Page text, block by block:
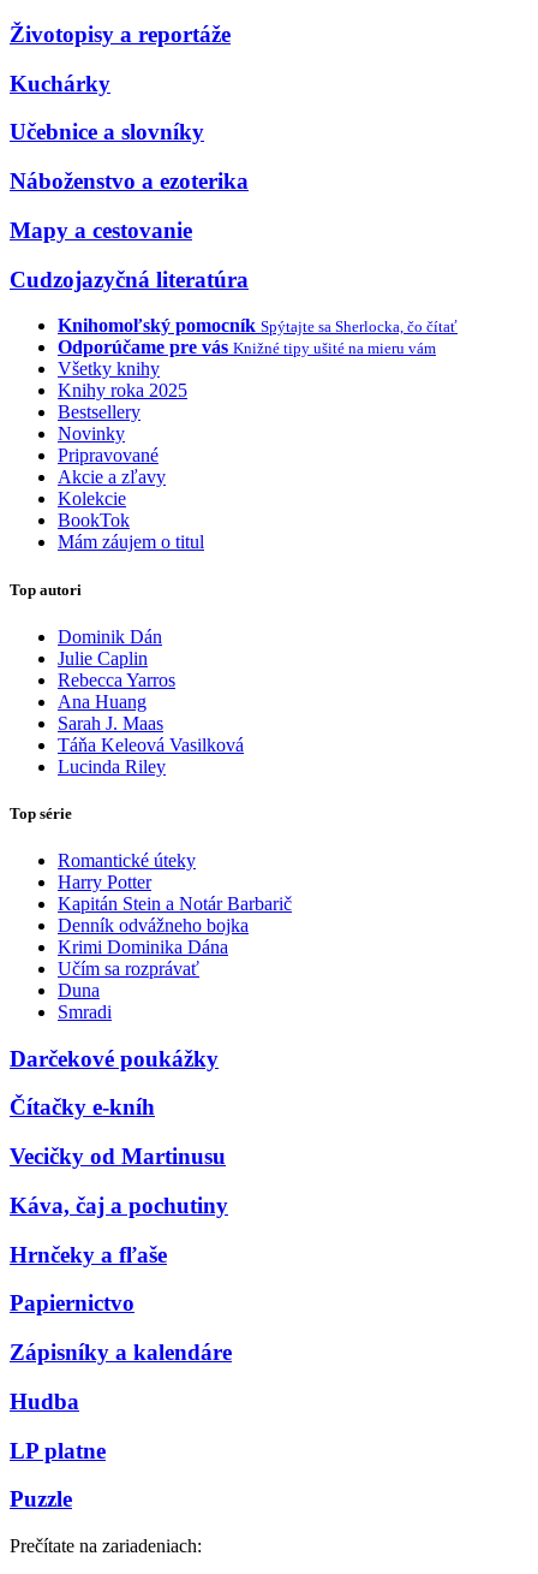
Životopisy a reportáže
Kuchárky
Učebnice a slovníky
Náboženstvo a ezoterika
Mapy a cestovanie
Cudzojazyčná literatúra
Knihomoľský pomocník Spýtajte sa Sherlocka, čo čítať
Odporúčame pre vás Knižné tipy ušité na mieru vám
Všetky knihy
Knihy roka 2025
Bestsellery
Novinky
Pripravované
Akcie a zľavy
Kolekcie
BookTok
Mám záujem o titul
Top autori
Dominik Dán
Julie Caplin
Rebecca Yarros
Ana Huang
Sarah J. Maas
Táňa Keleová Vasilková
Lucinda Riley
Top série
Romantické úteky
Harry Potter
Kapitán Stein a Notár Barbarič
Denník odvážneho bojka
Krimi Dominika Dána
Učím sa rozprávať
Duna
Smradi
Darčekové poukážky
Čítačky e-kníh
Vecičky od Martinusu
Káva, čaj a pochutiny
Hrnčeky a fľaše
Papiernictvo
Zápisníky a kalendáre
Hudba
LP platne
Puzzle
Prečítate na zariadeniach: